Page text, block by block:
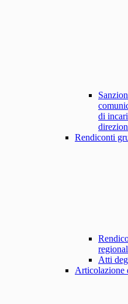
di
Rendiconti
Atti
Articolazione